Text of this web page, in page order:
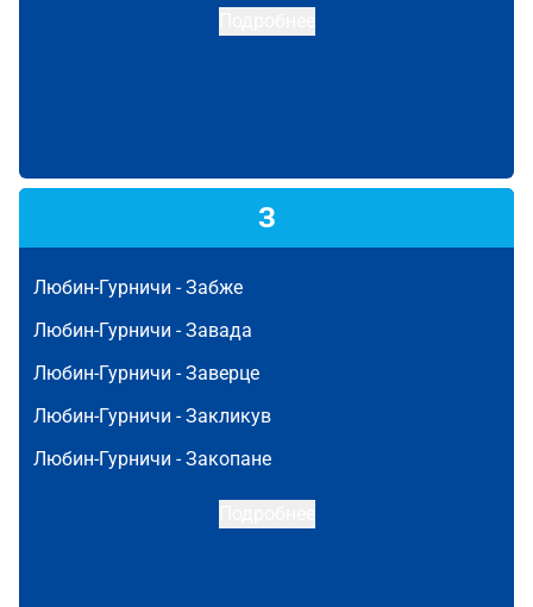
З
Любин-Гурничи -Забже
Любин-Гурничи -Завада
Любин-Гурничи -Заверце
Любин-Гурничи -Закликув
Любин-Гурничи -Закопане